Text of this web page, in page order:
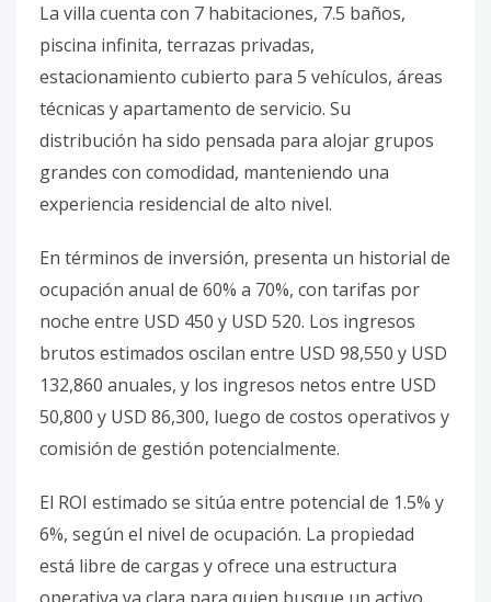
La villa cuenta con 7 habitaciones, 7.5 baños,
piscina infinita, terrazas privadas,
estacionamiento cubierto para 5 vehículos, áreas
técnicas y apartamento de servicio. Su
distribución ha sido pensada para alojar grupos
grandes con comodidad, manteniendo una
experiencia residencial de alto nivel.
En términos de inversión, presenta un historial de
ocupación anual de 60% a 70%, con tarifas por
noche entre USD 450 y USD 520. Los ingresos
brutos estimados oscilan entre USD 98,550 y USD
132,860 anuales, y los ingresos netos entre USD
50,800 y USD 86,300, luego de costos operativos y
comisión de gestión potencialmente.
El ROI estimado se sitúa entre potencial de 1.5% y
6%, según el nivel de ocupación. La propiedad
está libre de cargas y ofrece una estructura